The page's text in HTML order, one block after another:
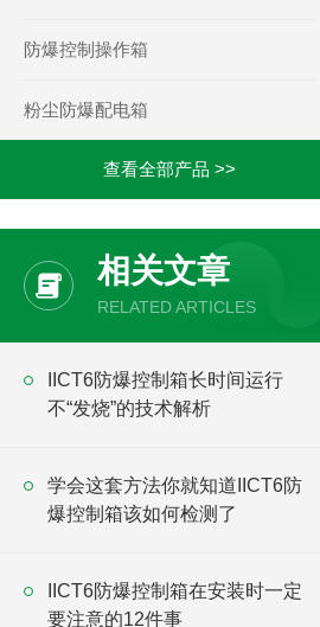
防爆控制操作箱
粉尘防爆配电箱
查看全部产品 >>
相关文章
RELATED ARTICLES
IICT6防爆控制箱长时间运行
不“发烧”的技术解析
学会这套方法你就知道IICT6防
爆控制箱该如何检测了
IICT6防爆控制箱在安装时一定
要注意的12件事